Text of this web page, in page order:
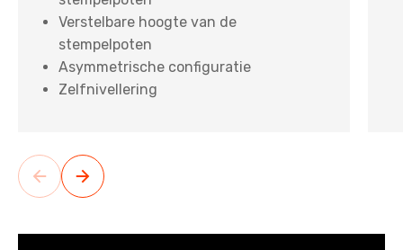
Verstelbare hoogte van de
stempelpoten
Asymmetrische configuratie
Zelfnivellering